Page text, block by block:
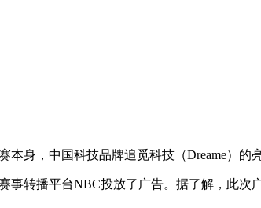
身，中国科技品牌追觅科技（Dreame）的
转播平台NBC投放了广告。据了解，此次